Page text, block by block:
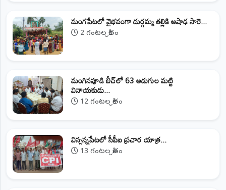
మంగపేటలో వైభవంగా దుర్గమ్మ తల్లికి ఆషాఢ సారె...
2 గంటల క్రితం
మంగినపూడి బీచ్‌లో 63 అడుగుల మట్టి
వినాయకుడు...
12 గంటల క్రితం
విస్సన్నపేటలో సీపీఐ ప్రచార యాత్ర...
13 గంటల క్రితం